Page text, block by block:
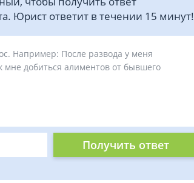
Юрист ответит в течении 15 минут!
Получить ответ